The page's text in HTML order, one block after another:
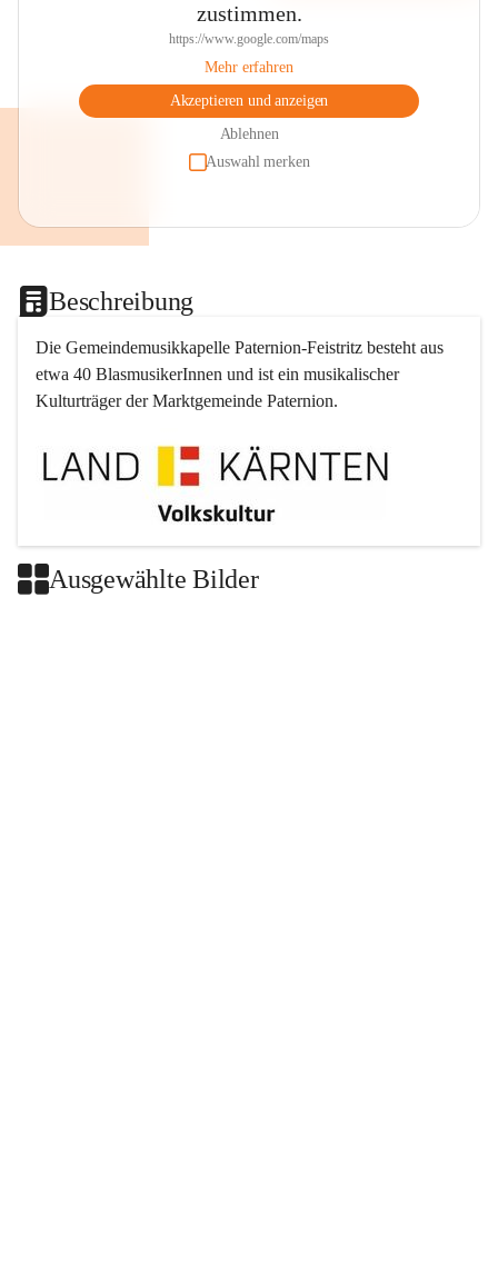
zustimmen.
https://www.google.com/maps
Mehr erfahren
Akzeptieren und anzeigen
Ablehnen
Auswahl merken
Beschreibung
Die Gemeindemusikkapelle Paternion-Feistritz besteht aus
etwa 40 BlasmusikerInnen und ist ein musikalischer
Kulturträger der Marktgemeinde Paternion.
Ausgewählte Bilder